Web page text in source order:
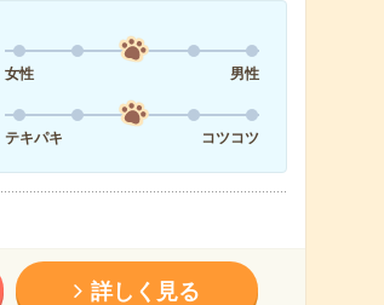
女性
男性
テキパキ
コツコツ
詳しく見る